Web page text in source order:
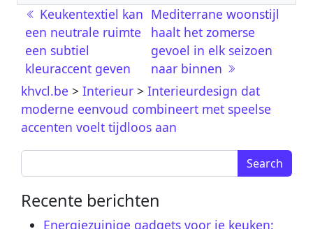
Post navigation
Keukentextiel kan
een neutrale ruimte
een subtiel
kleuraccent geven
Mediterrane woonstijl
haalt het zomerse
gevoel in elk seizoen
naar binnen
khvcl.be > Interieur > Interieurdesign dat
moderne eenvoud combineert met speelse
accenten voelt tijdloos aan
Search for:
Recente berichten
Energiezuinige gadgets voor je keuken: